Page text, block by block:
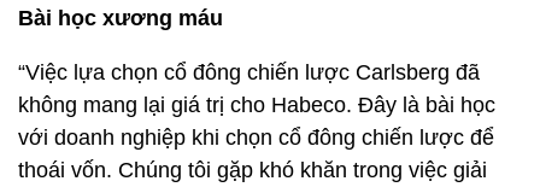
Bài học xương máu
“Việc lựa chọn cổ đông chiến lược Carlsberg đã
không mang lại giá trị cho Habeco. Đây là bài học
với doanh nghiệp khi chọn cổ đông chiến lược để
thoái vốn. Chúng tôi gặp khó khăn trong việc giải